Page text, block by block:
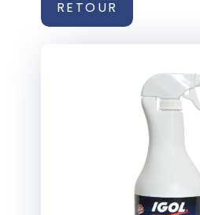
RETOUR